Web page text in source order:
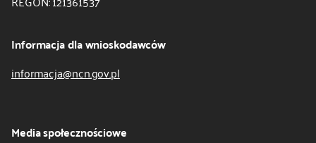
Informacja dla wnioskodawców
informacja@ncn.gov.pl
Media społecznościowe